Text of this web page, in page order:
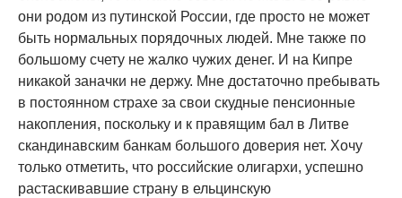
они родом из путинской России, где просто не может
быть нормальных порядочных людей. Мне также по
большому счету не жалко чужих денег. И на Кипре
никакой заначки не держу. Мне достаточно пребывать
в постоянном страхе за свои скудные пенсионные
накопления, поскольку и к правящим бал в Литве
скандинавским банкам большого доверия нет. Хочу
только отметить, что российские олигархи, успешно
растаскивавшие страну в ельцинскую